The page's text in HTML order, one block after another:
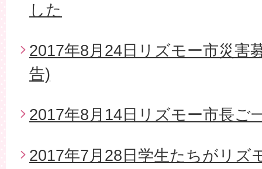
した
2017年8月24日リズモー市災害
告)
2017年8月14日リズモー市長ご
2017年7月28日学生たちがリズ